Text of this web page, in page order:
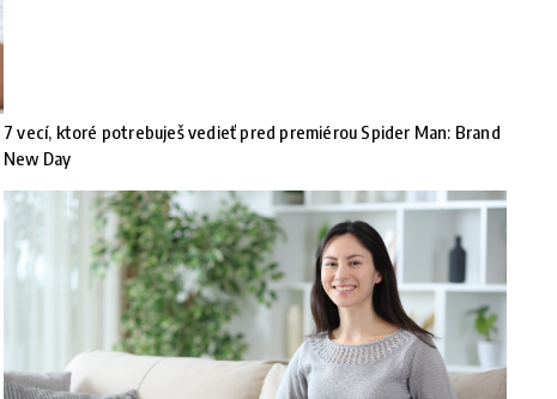
7 vecí, ktoré potrebuješ vedieť pred premiérou Spider Man: Brand
New Day